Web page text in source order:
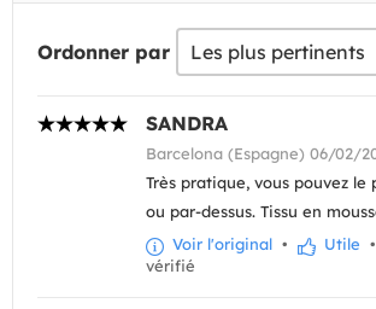
Ordonner par
SANDRA
Barcelona (Espagne) 06/02/
Très pratique, vous pouvez le
ou par-dessus. Tissu en
Voir l'original • Utile •
vérifié